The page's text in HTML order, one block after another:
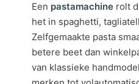
Een pastamachine rolt
het in spaghetti,
Zelfgemaakte pasta
betere beet dan
van klassieke